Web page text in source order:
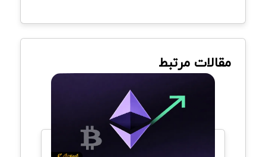
مقالات مرتبط